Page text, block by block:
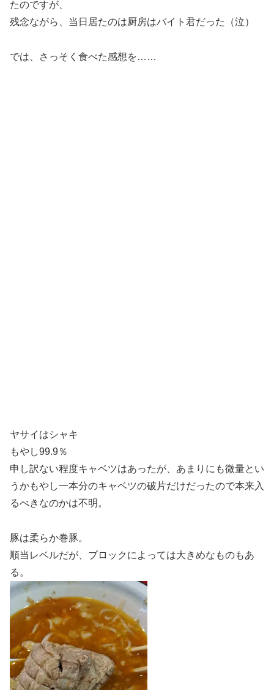
たのですが、
残念ながら、当日居たのは厨房はバイト君だった（泣）
では、さっそく食べた感想を……
ヤサイはシャキ
もやし99.9％
申し訳ない程度キャベツはあったが、あまりにも微量とい
うかもやし一本分のキャベツの破片だけだったので本来入
るべきなのかは不明。
豚は柔らか巻豚。
順当レベルだが、ブロックによっては大きめなものもあ
る。